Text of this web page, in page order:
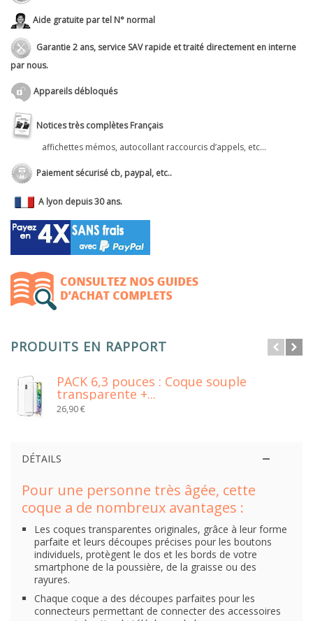
Aide gratuite par tel N° normal
Garantie 2 ans, service SAV rapide et traité directement en interne
par nous.
Appareils débloqués
Notices très complètes Français
affichettes mémos, autocollant raccourcis d’appels, etc...
Paiement sécurisé cb, paypal, etc..
A lyon depuis 30 ans.
PRODUITS EN RAPPORT
PACK 6,3 pouces : Coque souple
transparente +...
26,90 €
DÉTAILS
Pour une personne très âgée, cette
coque a de nombreux avantages :
Les coques transparentes originales, grâce à leur forme
parfaite et leurs découpes précises pour les boutons
individuels, protègent le dos et les bords de votre
smartphone de la poussière, de la graisse ou des
rayures.
Chaque coque a des découpes parfaites pour les
connecteurs permettant de connecter des accessoires